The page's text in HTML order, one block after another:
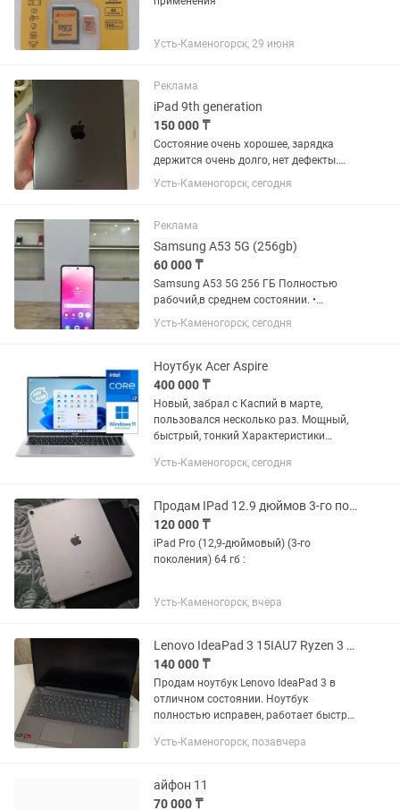
Усть-Каменогорск, 29 июня
Реклама
iPad 9th generation
150 000 ₸
Состояние очень хорошее, зарядка
держится очень долго, нет дефекты.
Все отлично работает, 64 гб, коробка,
клавиатура в подарок
Усть-Каменогорск, сегодня
Реклама
Samsung A53 5G (256gb)
60 000 ₸
Samsung A53 5G 256 ГБ Полностью
рабочий,в среднем состоянии. •
Память 256 ГБ • Оперативная память
8 ГБ • Аккумулятор 5000 mAh • Камера
Телефон проверен, без...
Усть-Каменогорск, сегодня
Ноутбук Acer Aspire
400 000 ₸
Новый, забрал с Каспий в марте,
пользовался несколько раз. Мощный,
быстрый, тонкий Характеристики
Серия (Линейка) Acer Aspire Экран
Усть-Каменогорск, сегодня
Продам IPad 12.9 дюймов 3-го поколения торг возможен
120 000 ₸
iPad Pro (12,9-дюймовый) (3-го
поколения) 64 гб :
Усть-Каменогорск, вчера
Lenovo IdeaPad 3 15IAU7 Ryzen 3 5300U 8 ГБ SSD 512 ГБ Windows 11
140 000 ₸
Продам ноутбук Lenovo IdeaPad 3 в
отличном состоянии. Ноутбук
полностью исправен, работает быстро
технических неисправностей.
для...
Усть-Каменогорск, позавчера
айфон 11
70 000 ₸